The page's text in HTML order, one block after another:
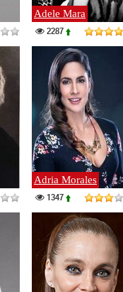
Adele Mara
2287
Adria Morales
1347